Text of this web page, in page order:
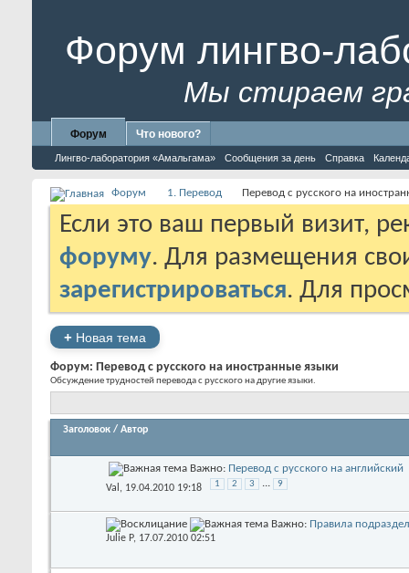
Форум лингво-
Мы стираем
Форум
Лингво-лаборатория «Амальгама» Сообщения за день Справка
Что нового?
Форум 1. Перевод Перевод с русского на
Если это ваш первый визит,
форуму. Для размещения
зарегистрироваться. Для
+ Новая тема
Форум: Перевод с русского на иностранные языки
Обсуждение трудностей перевода с русского на другие языки.
Заголовок / Автор
Важно: Перевод с русского на английский
Val , 19.04.2010 19:18 1 2 3 ... 9
Важно: Правила
Julie P, 17.07.2010 02:51